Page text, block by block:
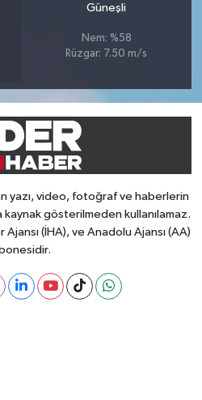
Güneşli
Nem: %58
Rüzgar: 7.50 m/s
yazı, video, fotoğraf ve haberlerin
kaynak gösterilmeden kullanılamaz.
(İHA), ve Anadolu Ajansı (AA)